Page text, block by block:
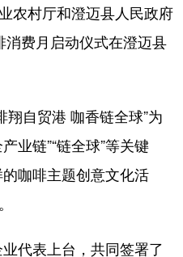
村厅和澄迈县人民政府
费月启动仪式在澄迈县
自贸港 咖香链全球”为
业链”“链全球”等关键
咖啡主题创意文化活
代表上台，共同签署了